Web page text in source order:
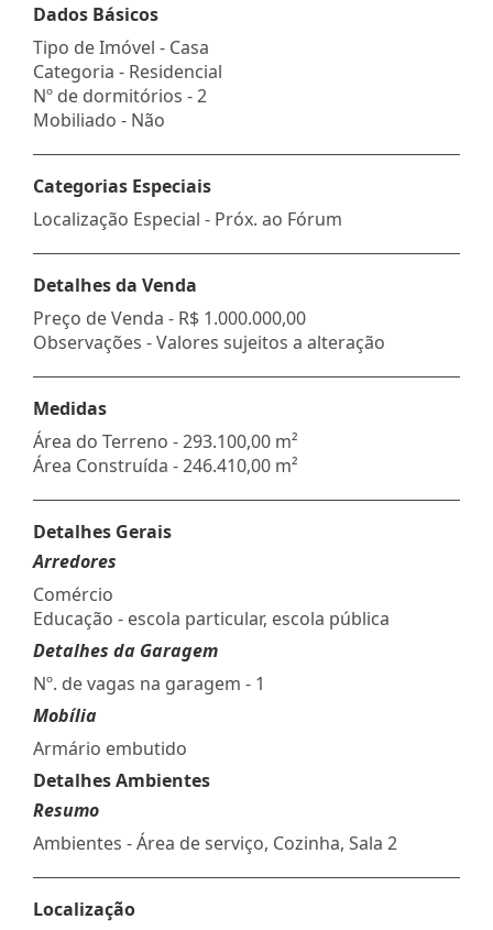
Dados Básicos
Tipo de Imóvel - Casa
Categoria - Residencial
Nº de dormitórios - 2
Mobiliado - Não
Categorias Especiais
Localização Especial - Próx. ao Fórum
Detalhes da Venda
Preço de Venda - R$ 1.000.000,00
Observações - Valores sujeitos a alteração
Medidas
Área do Terreno - 293.100,00 m²
Área Construída - 246.410,00 m²
Detalhes Gerais
Arredores
Comércio
Educação - escola particular, escola pública
Detalhes da Garagem
Nº. de vagas na garagem - 1
Mobília
Armário embutido
Detalhes Ambientes
Resumo
Ambientes - Área de serviço, Cozinha, Sala 2
Localização